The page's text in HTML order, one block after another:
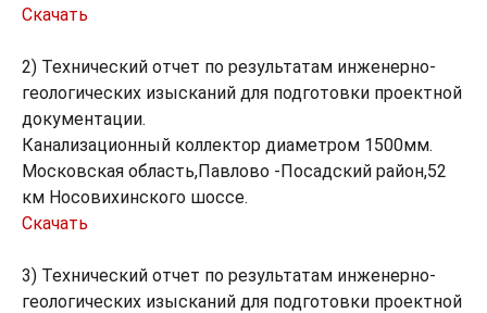
Скачать
2) Технический отчет по результатам инженерно-
геологических изысканий для подготовки проектной
документации.
Канализационный коллектор диаметром 1500мм.
Московская область,Павлово -Посадский район,52
км Носовихинского шоссе.
Скачать
3) Технический отчет по результатам инженерно-
геологических изысканий для подготовки проектной